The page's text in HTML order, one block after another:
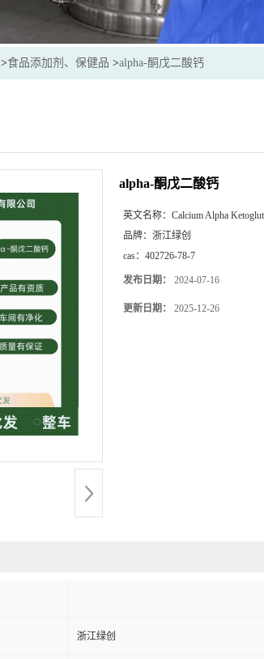
>食品添加剂、保健品 >alpha-酮戊二酸钙
alpha-酮戊二酸钙
英文名称： Calcium Alpha
品牌： 浙江绿创
cas： 402726-78-7
发布日期： 2024-07-16
更新日期： 2025-12-26
浙江绿创